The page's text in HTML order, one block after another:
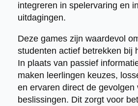
integreren in spelervaring en
uitdagingen.
Deze games zijn waardevol
studenten actief betrekken bij
In plaats van passief
maken leerlingen keuzes,
en ervaren direct de gevolgen
beslissingen. Dit zorgt voor